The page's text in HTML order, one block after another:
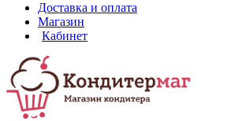
Доставка и оплата
Магазин
Кабинет